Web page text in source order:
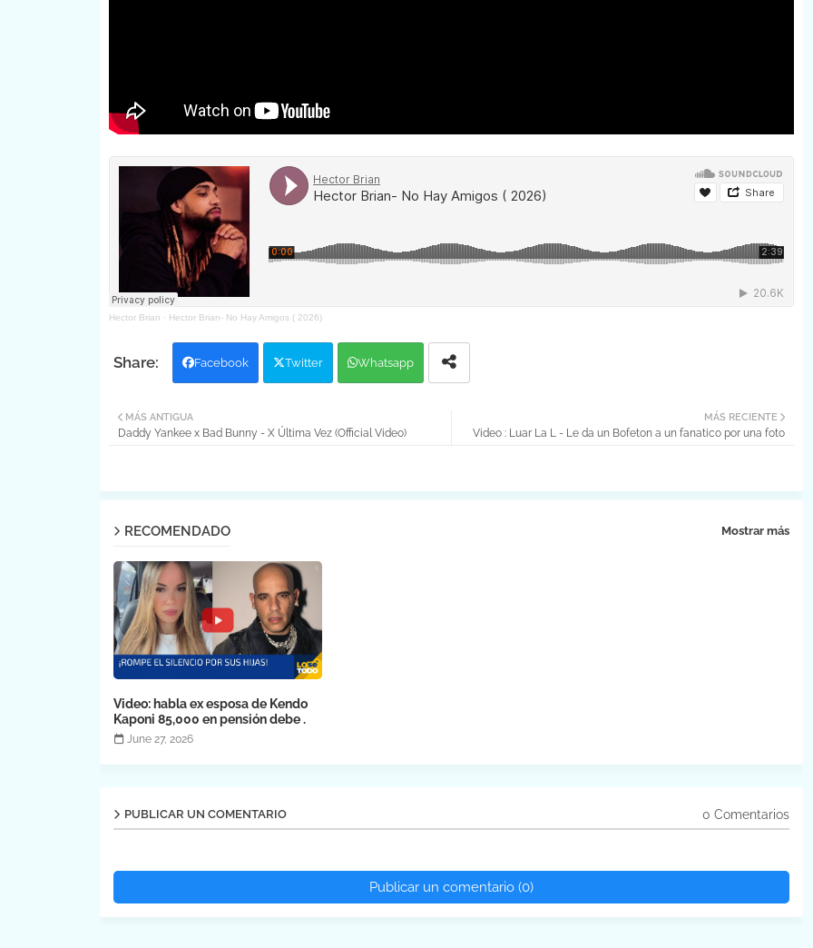
Hector Brian · Hector Brian- No Hay Amigos ( 2026)
Facebook Twitter Whatsapp
MÁS RECIENTE
Video : Luar La L - Le da un Bofeton a un fanatico por una foto
MÁS ANTIGUA
Daddy Yankee x Bad Bunny - X Última Vez (Official Video)
RECOMENDADO Mostrar más
Video: habla ex esposa de Kendo
Kaponi 85,000 en pensión debe .
June 27, 2026
PUBLICAR UN COMENTARIO 0 Comentarios
Publicar un comentario (0)